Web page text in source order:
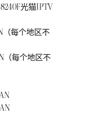
UU 加速器
置 UU 加速器
光猫IPTV
（每个地区不
（每个地区不